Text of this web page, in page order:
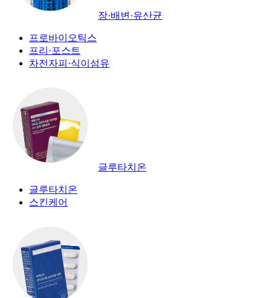
장·배변·유산균
프로바이오틱스
프리·포스트
차전자피·식이섬유
글루타치온
글루타치온
스킨케어